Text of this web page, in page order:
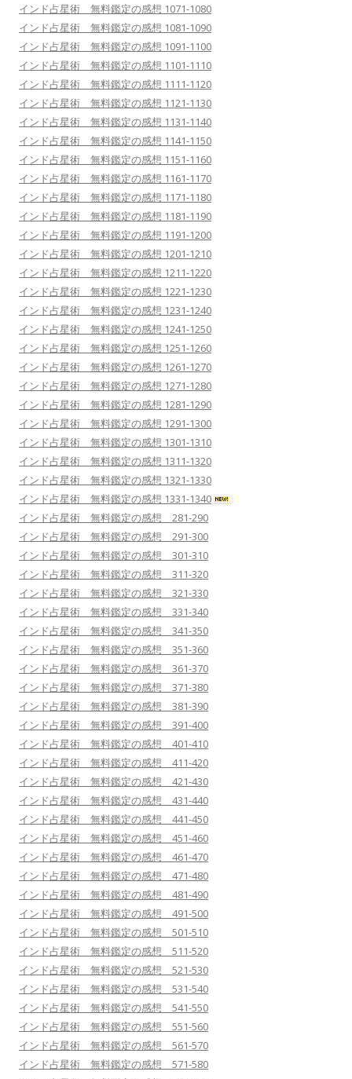
インド占星術 無料鑑定の感想 1071-1080
インド占星術 無料鑑定の感想 1081-1090
インド占星術 無料鑑定の感想 1091-1100
インド占星術 無料鑑定の感想 1101-1110
インド占星術 無料鑑定の感想 1111-1120
インド占星術 無料鑑定の感想 1121-1130
インド占星術 無料鑑定の感想 1131-1140
インド占星術 無料鑑定の感想 1141-1150
インド占星術 無料鑑定の感想 1151-1160
インド占星術 無料鑑定の感想 1161-1170
インド占星術 無料鑑定の感想 1171-1180
インド占星術 無料鑑定の感想 1181-1190
インド占星術 無料鑑定の感想 1191-1200
インド占星術 無料鑑定の感想 1201-1210
インド占星術 無料鑑定の感想 1211-1220
インド占星術 無料鑑定の感想 1221-1230
インド占星術 無料鑑定の感想 1231-1240
インド占星術 無料鑑定の感想 1241-1250
インド占星術 無料鑑定の感想 1251-1260
インド占星術 無料鑑定の感想 1261-1270
インド占星術 無料鑑定の感想 1271-1280
インド占星術 無料鑑定の感想 1281-1290
インド占星術 無料鑑定の感想 1291-1300
インド占星術 無料鑑定の感想 1301-1310
インド占星術 無料鑑定の感想 1311-1320
インド占星術 無料鑑定の感想 1321-1330
インド占星術 無料鑑定の感想 1331-1340
インド占星術 無料鑑定の感想 281-290
インド占星術 無料鑑定の感想 291-300
インド占星術 無料鑑定の感想 301-310
インド占星術 無料鑑定の感想 311-320
インド占星術 無料鑑定の感想 321-330
インド占星術 無料鑑定の感想 331-340
インド占星術 無料鑑定の感想 341-350
インド占星術 無料鑑定の感想 351-360
インド占星術 無料鑑定の感想 361-370
インド占星術 無料鑑定の感想 371-380
インド占星術 無料鑑定の感想 381-390
インド占星術 無料鑑定の感想 391-400
インド占星術 無料鑑定の感想 401-410
インド占星術 無料鑑定の感想 411-420
インド占星術 無料鑑定の感想 421-430
インド占星術 無料鑑定の感想 431-440
インド占星術 無料鑑定の感想 441-450
インド占星術 無料鑑定の感想 451-460
インド占星術 無料鑑定の感想 461-470
インド占星術 無料鑑定の感想 471-480
インド占星術 無料鑑定の感想 481-490
インド占星術 無料鑑定の感想 491-500
インド占星術 無料鑑定の感想 501-510
インド占星術 無料鑑定の感想 511-520
インド占星術 無料鑑定の感想 521-530
インド占星術 無料鑑定の感想 531-540
インド占星術 無料鑑定の感想 541-550
インド占星術 無料鑑定の感想 551-560
インド占星術 無料鑑定の感想 561-570
インド占星術 無料鑑定の感想 571-580